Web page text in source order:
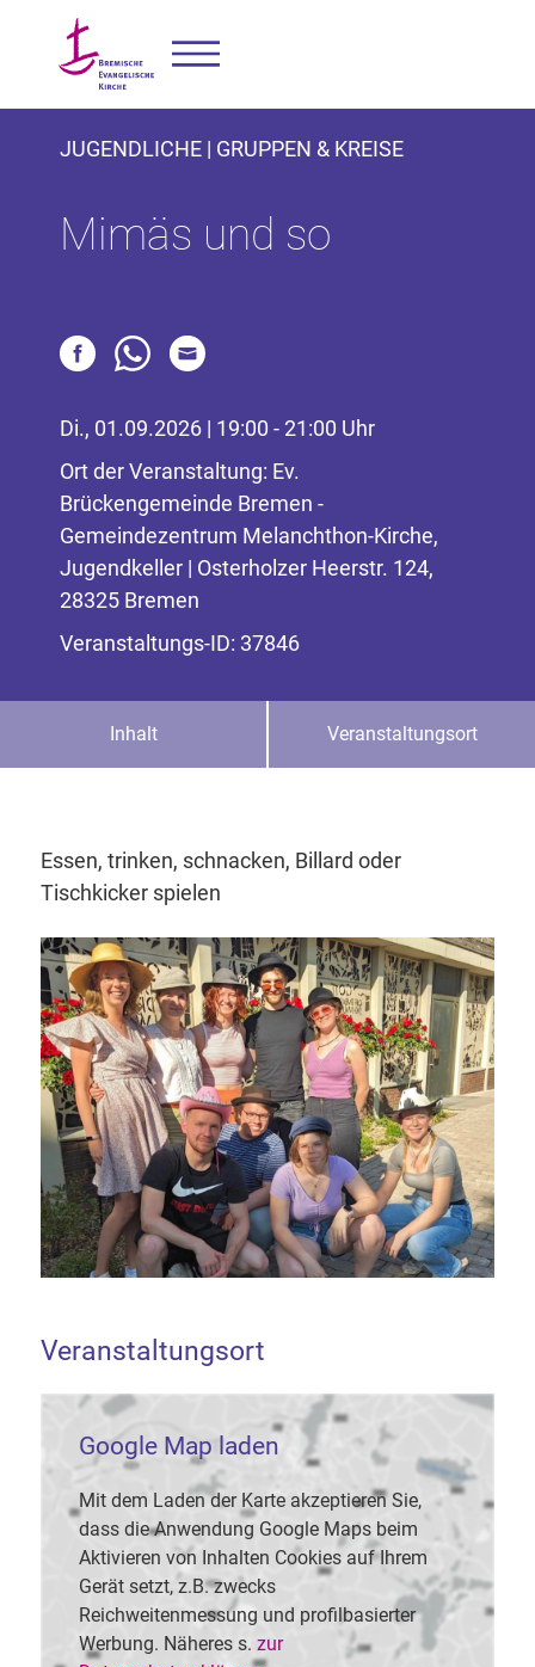
JUGENDLICHE | GRUPPEN & KREISE
Mimäs und so
Di., 01.09.2026 | 19:00 - 21:00 Uhr
Ort der Veranstaltung: Ev.
Brückengemeinde Bremen -
Gemeindezentrum Melanchthon-Kirche,
Jugendkeller | Osterholzer Heerstr. 124,
28325 Bremen
Veranstaltungs-ID: 37846
Inhalt Veranstaltungsort
Essen, trinken, schnacken, Billard oder
Tischkicker spielen
Veranstaltungsort
Google Map laden
Mit dem Laden der Karte akzeptieren Sie,
dass die Anwendung Google Maps beim
Aktivieren von Inhalten Cookies auf Ihrem
Gerät setzt, z.B. zwecks
Reichweitenmessung und profilbasierter
Werbung. Näheres s. zur